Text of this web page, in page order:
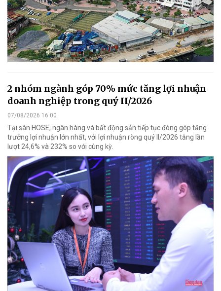
2 nhóm ngành góp 70% mức tăng lợi nhuận
doanh nghiệp trong quý II/2026
07/08/2026 16:00
Tại sàn HOSE, ngân hàng và bất động sản tiếp tục đóng góp tăng
trưởng lợi nhuận lớn nhất, với lợi nhuận ròng quý II/2026 tăng lần
lượt 24,6% và 232% so với cùng kỳ.